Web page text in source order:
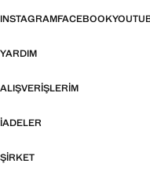
INSTAGRAMFACEBOOK
YARDIM
ALIŞVERIŞLERIM
İADELER
ŞIRKET